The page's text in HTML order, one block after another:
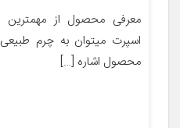
معرفی محصول از مهمترین
اسپرت میتوان به چرم
محصول اشاره […]